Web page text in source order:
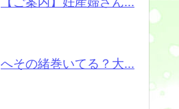
へその緒巻いてる？大...